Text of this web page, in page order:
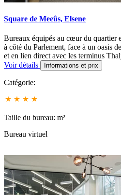
Square de Meeûs, Elsene
Bureaux équipés au cœur du quartier
à côté du Parlement, face à un oasis
et en lien direct avec les terminus
Voir détails
Informations et prix
Catégorie:
Taille du bureau: m²
Bureau virtuel